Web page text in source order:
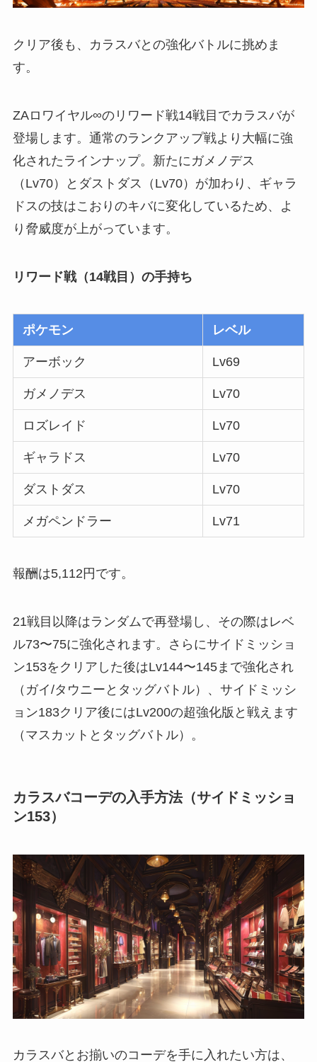
クリア後も、カラスバとの強化バトルに挑めま
す。
ZAロワイヤル∞のリワード戦14戦目でカラスバが
登場します。通常のランクアップ戦より大幅に強
化されたラインナップ。新たにガメノデス
（Lv70）とダストダス（Lv70）が加わり、ギャラ
ドスの技はこおりのキバに変化しているため、よ
り脅威度が上がっています。
リワード戦（14戦目）の手持ち
ポケモン レベル
アーボック Lv69
ガメノデス Lv70
ロズレイド Lv70
ギャラドス Lv70
ダストダス Lv70
メガペンドラー Lv71
報酬は5,112円です。
21戦目以降はランダムで再登場し、その際はレベ
ル73〜75に強化されます。さらにサイドミッショ
ン153をクリアした後はLv144〜145まで強化され
（ガイ/タウニーとタッグバトル）、サイドミッシ
ョン183クリア後にはLv200の超強化版と戦えます
（マスカットとタッグバトル）。
カラスバコーデの入手方法（サイドミッショ
ン153）
カラスバとお揃いのコーデを手に入れたい方は、